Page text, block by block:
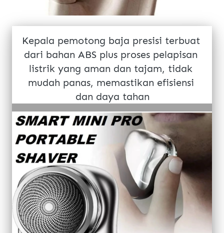
Kepala pemotong baja presisi terbuat
dari bahan ABS plus proses pelapisan
listrik yang aman dan tajam, tidak
mudah panas, memastikan efisiensi
dan daya tahan